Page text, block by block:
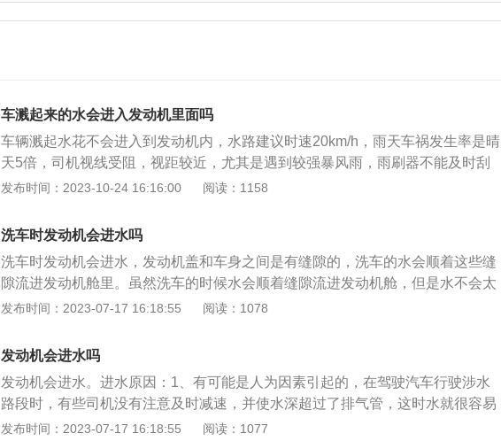
车溅起来的水会进入发动机里面吗
车辆溅起水花不会进入到发动机内，水路建议时速20km/h，雨天车祸发生率是晴
天5倍，司机视线受阻，视距较近，尤其是遇到较强暴风雨，雨刷器不能及时刮
净挡风玻璃上雨水，使司机眼前一片模糊。雨天行车注意事项：1、保持良好视
光灯和防雾灯。2、防止车轮侧滑：雨中行车时，汽车制动性变差，容易产生侧
当缓踩刹车，以防轮胎抱死而造成车辆侧滑。
发布时间：2023-10-24 16:16:00 阅读：1158
洗车时发动机会进水吗
洗车时发动机会进水，发动机盖和车身之间是有缝隙的，洗车的水会顺着这些缝
隙流进发动机舱里。虽然洗车的时候水会顺着缝隙流进发动机舱，但是水不会太
多，只有一点，不用过多担心。即便流进发动机舱里的水比较多，也不用担心。
件的表面，造成相关的线路短路。还会影响发动机的散热功能，使得油耗增加，
路。洗车时的注意事项是：1、洗车前要把车上的尘灰清除；2、洗车时水压要控
制得当；3、洗车要用专业的清洁剂；4、洗车要用专业的擦拭工具；5、冬日洗
车要擦干净；6、夏季不要在烈日下洗车；7、清洗鸟屎要讲方法；8、不要只冲
发布时间：2023-07-17 16:18:55 阅读：1078
发动机会进水吗
发动机会进水。进水原因：1、有可能是人为因素引起的，在驾驶汽车行驶涉水
路段时，有些司机没有注意及时减速，并使水深超过了排气管，这时水就很容易
进入到发动机了。2、不管是加油或清洗发动机，一定要注意将发动机关闭，不
发布时间：2023-07-17 16:18:55 阅读：1077